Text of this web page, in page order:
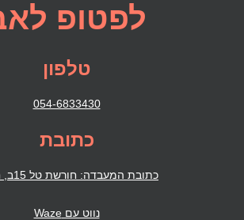
לפטופ
טלפון
054-6833430
כתובת
כתובת המעבדה: חורשת טל 15ב, חדרה
נווט עם Waze